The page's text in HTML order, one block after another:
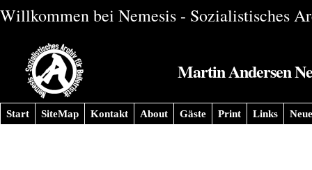
Willkommen bei Nemesis - Sozialistisches
Martin Andersen
Start SiteMap Kontakt About Gäste Print Links